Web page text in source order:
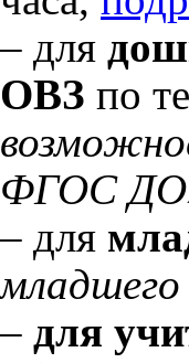
– для
ОВЗ по
ФГОС
– для
– для